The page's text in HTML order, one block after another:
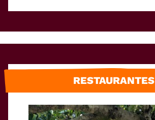
RESTAURANTES